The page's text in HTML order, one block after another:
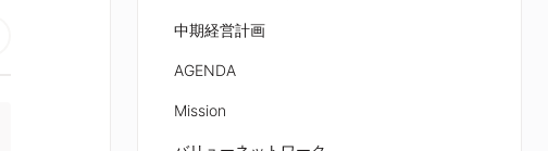
中期経営計画
AGENDA
Mission